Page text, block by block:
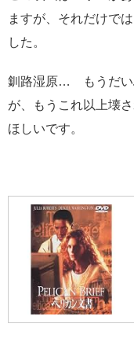
ますが、それだけで
した。
釧路湿原… もうだい
が、もうこれ以上壊
ほしいです。